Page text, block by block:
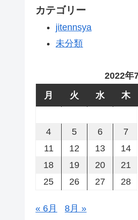
カテゴリー
jitennsya
未分類
2022年
月
火 水 木
4
5 6 7
11
12 13 14
18
19 20 21
25
26 27 28
« 6月 8月 »